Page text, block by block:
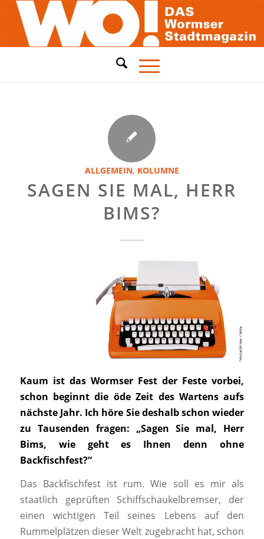
ALLGEMEIN, KOLUMNE
SAGEN SIE MAL, HERR
BIMS?
Kaum ist das Wormser Fest der Feste vorbei,
schon beginnt die öde Zeit des Wartens aufs
nächste Jahr. Ich höre Sie deshalb schon wieder
zu Tausenden fragen: „Sagen Sie mal, Herr
Bims, wie geht es Ihnen denn ohne
Backfischfest?“
Das Backfischfest ist rum. Wie soll es mir als
staatlich geprüften Schiffschaukelbremser, der
einen wichtigen Teil seines Lebens auf den
Rummelplätzen dieser Welt zugebracht hat, schon